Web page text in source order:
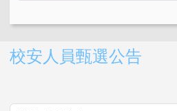
右邊區域內容
校安人員甄選公告